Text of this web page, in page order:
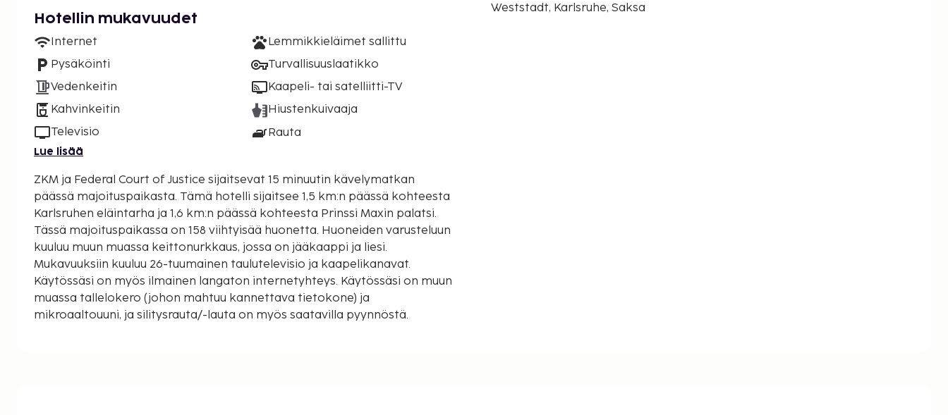
Hotellin mukavuudet
Internet
Pysäköinti
Vedenkeitin
Kahvinkeitin
Televisio
Lemmikkieläimet sallittu
Turvallisuuslaatikko
Kaapeli- tai satelliitti-TV
Hiustenkuivaaja
Rauta
Lue lisää
ZKM ja Federal Court of Justice sijaitsevat 15 minuutin kävelymatkan
päässä majoituspaikasta. Tämä hotelli sijaitsee 1,5 km:n päässä kohteesta
Karlsruhen eläintarha ja 1,6 km:n päässä kohteesta Prinssi Maxin palatsi.
Tässä majoituspaikassa on 158 viihtyisää huonetta. Huoneiden varusteluun
kuuluu muun muassa keittonurkkaus, jossa on jääkaappi ja liesi.
Mukavuuksiin kuuluu 26-tuumainen taulutelevisio ja kaapelikanavat.
Käytössäsi on myös ilmainen langaton internetyhteys. Käytössäsi on muun
muassa tallelokero (johon mahtuu kannettava tietokone) ja
mikroaaltouuni, ja silitysrauta/-lauta on myös saatavilla pyynnöstä.
Weststadt, Karlsruhe, Saksa